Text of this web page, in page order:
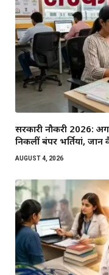
सरकारी नौकरी 2026:
निकलीं बंपर भर्तियां,
AUGUST 4, 2026